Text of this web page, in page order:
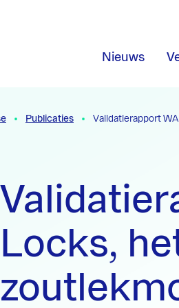
Nieuws
Publicaties Validatierapport
Locks,